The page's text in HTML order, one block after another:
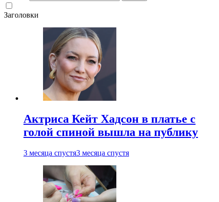
Заголовки
Актриса Кейт Хадсон в платье с
голой спиной вышла на публику
3 месяца спустя3 месяца спустя